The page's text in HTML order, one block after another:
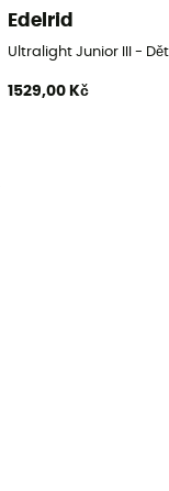
Edelrid
Ultralight Junior III -
1529,00 Kč